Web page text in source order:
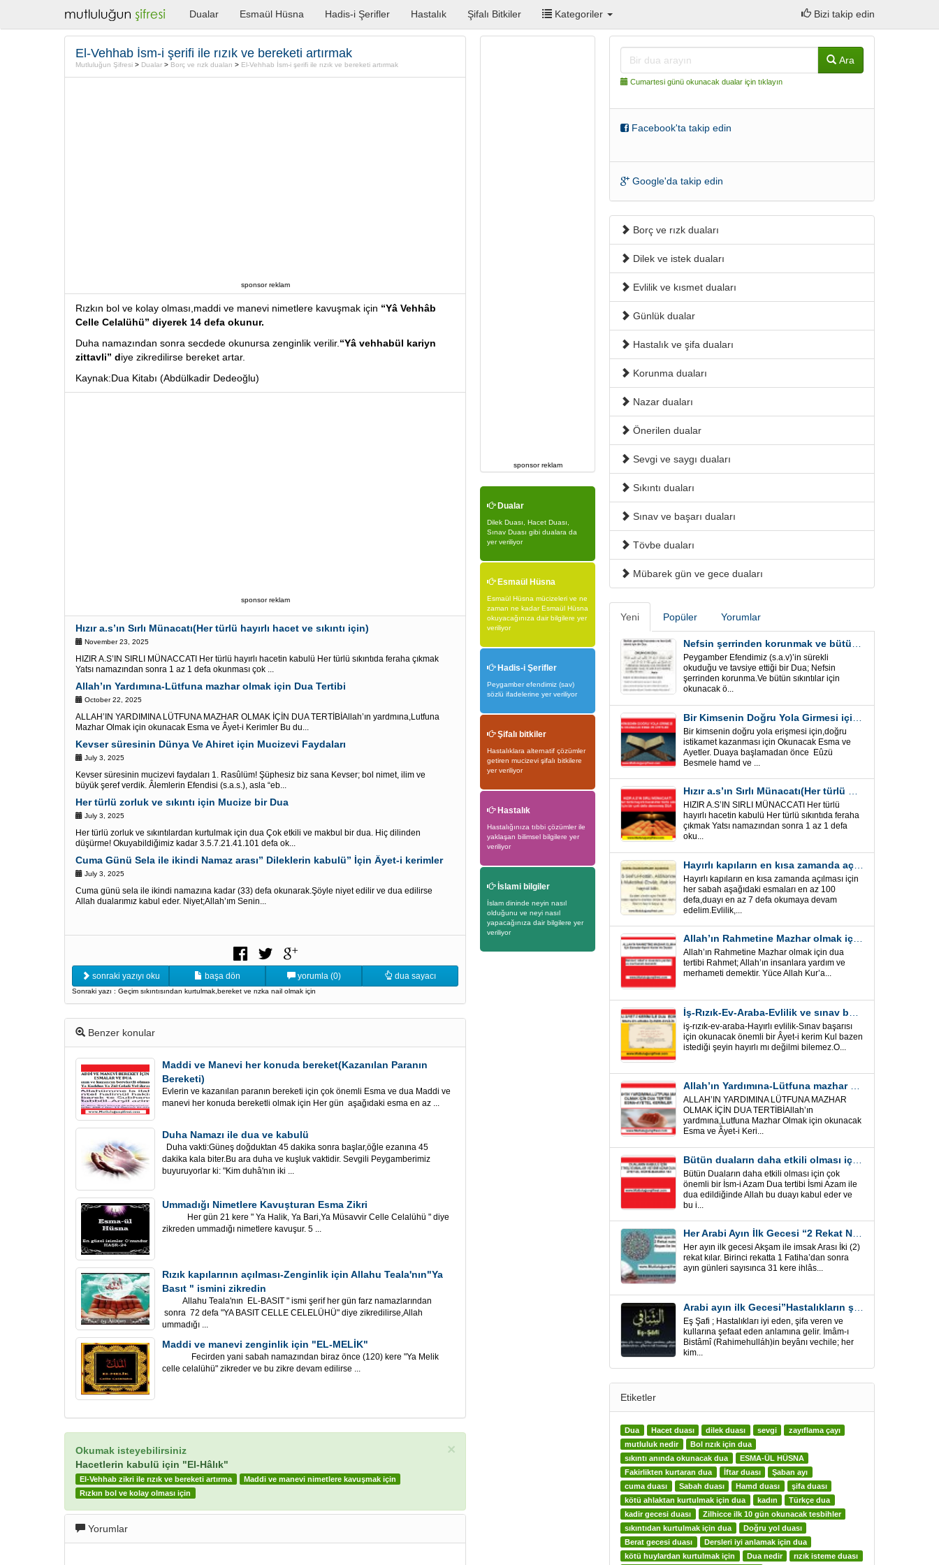
Dualar Esmaül Hüsna Hadis-i Şerifler Hastalık Şifalı Bitkiler Kategoriler Bizi takip edin
El-Vehhab İsm-i şerifi ile rızık ve bereketi artırmak
Mutluluğun Şifresi > Dualar > Borç ve rızk duaları > El-Vehhab İsm-i şerifi ile rızık ve bereketi artırmak
sponsor reklam
Rızkın bol ve kolay olması,maddi ve manevi nimetlere kavuşmak için “Yâ Vehhâb
Celle Celalühü” diyerek 14 defa okunur.
Duha namazından sonra secdede okunursa zenginlik verilir. “Yâ vehhabül kariyn
zittavli” diye zikredilirse bereket artar.
Kaynak:Dua Kitabı (Abdülkadir Dedeoğlu)
sponsor reklam
Hızır a.s’ın Sırlı Münacatı(Her türlü hayırlı hacet ve sıkıntı için)
November 23, 2025
HIZIR A.S’IN SIRLI MÜNACCATI Her türlü hayırlı hacetin kabulü Her türlü sıkıntıda feraha çıkmak
Yatsı namazından sonra 1 az 1 defa okunması çok ...
Allah’ın Yardımına-Lütfuna mazhar olmak için Dua Tertibi
October 22, 2025
ALLAH’IN YARDIMINA LÜTFUNA MAZHAR OLMAK İÇİN DUA TERTİBİAllah’ın yardmına,Lutfuna
Mazhar Olmak için okunacak Esma ve Âyet-i Kerimler Bu du...
Kevser süresinin Dünya Ve Ahiret için Mucizevi Faydaları
July 3, 2025
Kevser süresinin mucizevi faydaları 1. Rasûlüm! Şüphesiz biz sana Kevser; bol nimet, ilim ve
büyük şeref verdik. Âlemlerin Efendisi (s.a.s.), asla “eb...
Her türlü zorluk ve sıkıntı için Mucize bir Dua
July 3, 2025
Her türlü zorluk ve sıkıntılardan kurtulmak için dua Çok etkili ve makbul bir dua. Hiç dilinden
düşürme! Okuyabildiğimiz kadar 3.5.7.21.41.101 defa ok...
Cuma Günü Sela ile ikindi Namaz arası” Dileklerin kabulü” İçin Âyet-i kerimler
July 3, 2025
Cuma günü sela ile ikindi namazına kadar (33) defa okunarak.Şöyle niyet edilir ve dua edilirse
Allah dualarımız kabul eder. Niyet;Allah’ım Senin...
sonraki yazıyı oku başa dön yorumla (0) dua sayacı
Sonraki yazı : Geçim sıkıntısından kurtulmak,bereket ve rızka nail olmak için
Benzer konular
Maddi ve Manevi her konuda bereket(Kazanılan Paranın
Bereketi)
Evlerin ve kazanılan paranın bereketi için çok önemli Esma ve dua Maddi ve
manevi her konuda bereketli olmak için Her gün aşağıdaki esma en az ...
Duha Namazı ile dua ve kabulü
Duha vakti:Güneş doğduktan 45 dakika sonra başlar,öğle ezanına 45
dakika kala biter.Bu ara duha ve kuşluk vaktidir. Sevgili Peygamberimiz
buyuruyorlar ki: "Kim duhâ'nın iki ...
Ummadığı Nimetlere Kavuşturan Esma Zikri
Her gün 21 kere " Ya Halik, Ya Bari,Ya Müsavvir Celle Celalühü " diye
zikreden ummadığı nimetlere kavuşur. 5 ...
Rızık kapılarının açılması-Zenginlik için Allahu Teala'nın"Ya
Basıt " ismini zikredin
Allahu Teala'nın EL-BASIT " ismi şerif her gün farz namazlarından
sonra 72 defa "YA BASIT CELLE CELELÜHÜ" diye zikredilirse,Allah
ummadığı ...
Maddi ve manevi zenginlik için "EL-MELİK"
Fecirden yani sabah namazından biraz önce (120) kere "Ya Melik
celle celalühü" zikreder ve bu zikre devam edilirse ...
×
Okumak isteyebilirsiniz
Hacetlerin kabulü için "El-Hâlık"
El-Vehhab zikri ile rızık ve bereketi artırma
Maddi ve manevi nimetlere kavuşmak için
Rızkın bol ve kolay olması için
Yorumlar
sponsor reklam
Dualar
Dilek Duası, Hacet Duası,
Sınav Duası gibi dualara da
yer veriliyor
Esmaül Hüsna
Esmaül Hüsna mücizeleri ve ne
zaman ne kadar Esmaül Hüsna
okuyacağınıza dair bilgilere yer
veriliyor
Hadis-i Şerifler
Peygamber efendimiz (sav)
sözlü ifadelerine yer veriliyor
Şifalı bitkiler
Hastalıklara alternatif çözümler
getiren mucizevi şifalı bitkilere
yer veriliyor
Hastalık
Hastalığınıza tıbbi çözümler ile
yaklaşan bilimsel bilgilere yer
veriliyor
İslami bilgiler
İslam dininde neyin nasıl
olduğunu ve neyi nasıl
yapacağınıza dair bilgilere yer
veriliyor
Ara
Cumartesi günü okunacak dualar için tıklayın
Facebook'ta takip edin
Google'da takip edin
Borç ve rızk duaları
Dilek ve istek duaları
Evlilik ve kısmet duaları
Günlük dualar
Hastalık ve şifa duaları
Korunma duaları
Nazar duaları
Önerilen dualar
Sevgi ve saygı duaları
Sıkıntı duaları
Sınav ve başarı duaları
Tövbe duaları
Mübarek gün ve gece duaları
Yeni Popüler Yorumlar
Peygamber Efendimiz (s.a.v)’in sürekli
okuduğu ve tavsiye ettiği bir Dua; Nefsin
şerrinden korunma.Ve bütün sıkıntılar için
okunacak ö...
Bir kimsenin doğru yola erişmesi için,doğru
istikamet kazanması için Okunacak Esma ve
Ayetler. Duaya başlamadan önce Eûzü
Besmele hamd ve ...
HIZIR A.S’IN SIRLI MÜNACCATI Her türlü
hayırlı hacetin kabulü Her türlü sıkıntıda feraha
çıkmak Yatsı namazından sonra 1 az 1 defa
oku...
Hayırlı kapıların en kısa zamanda açılması için Esmalar ve Dua
Hayırlı kapıların en kısa zamanda açılması için
her sabah aşağıdaki esmaları en az 100
defa,duayı en az 7 defa okumaya devam
edelim.Evlilik,...
Allah’ın Rahmetine Mazhar olmak için ” Esmalar-Ayet ve Dualar”
Allah’ın Rahmetine Mazhar olmak için dua
tertibi Rahmet; Allah’ın insanlara yardım ve
merhameti demektir. Yüce Allah Kur’a...
iş-rızık-ev-araba-Hayırlı evlilik-Sınav başarısı
için okunacak önemli bir Âyet-i kerim Kul bazen
istediği şeyin hayırlı mı değilmi bilemez.O...
ALLAH’IN YARDIMINA LÜTFUNA MAZHAR
OLMAK İÇİN DUA TERTİBİAllah’ın
yardmına,Lutfuna Mazhar Olmak için okunacak
Esma ve Âyet-i Keri...
Bütün duaların daha etkili olması için önemli bir İsm-i Azam Dua Tertibi
Bütün Duaların daha etkili olması için çok
önemli bir İsm-i Azam Dua tertibi İsmi Azam ile
dua edildiğinde Allah bu duayı kabul eder ve
bu i...
Her Arabi Ayın İlk Gecesi “2 Rekat Namaz” O Ay tüm belalardan kurtuluş
Her ayın ilk gecesi Akşam ile imsak Arası İki (2)
rekat kılar. Birinci rekatta 1 Fatiha’dan sonra
ayın günleri sayısınca 31 kere ihlâs...
Arabi ayın ilk Gecesi”Hastalıkların şifa için” Eş-Şafi
Eş Şafi ; Hastalıkları iyi eden, şifa veren ve
kullarına şefaat eden anlamına gelir. İmâm-ı
Bistâmî (Rahimehulláh)in beyânı vechile; her
kim...
Etiketler
Dua Hacet duası dilek duası sevgi
zayıflama çayı
mutluluk nedir
Bol rızık için dua
sıkıntı anında okunacak dua
ESMA-ÜL HÜSNA
Fakirlikten kurtaran dua
İftar duası
Şaban ayı
cuma duası
Sabah duası Hamd duası
şifa duası
kötü ahlaktan kurtulmak için dua
kadın
Türkçe dua
kadir gecesi duası
Zilhicce ilk 10 gün okunacak tesbihler
sıkıntıdan kurtulmak için dua
Doğru yol duası
Berat gecesi duası
Dersleri iyi anlamak için dua
kötü huylardan kurtulmak için
Dua nedir rızık isteme duası